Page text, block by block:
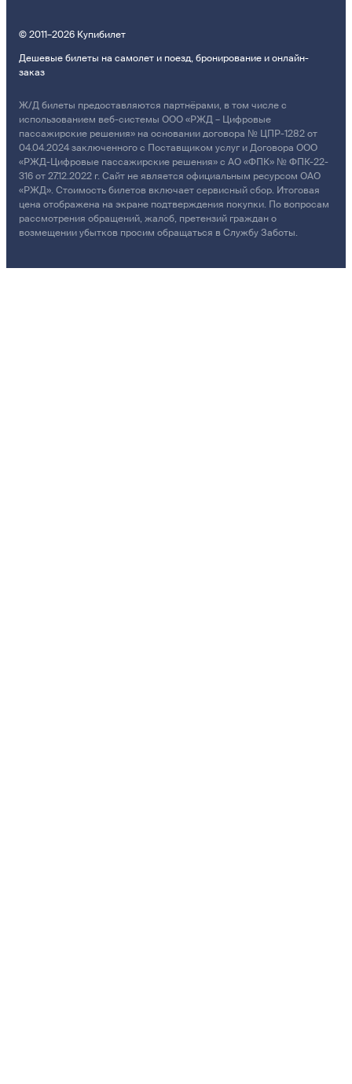
© 2011–2026 Купибилет
Дешевые билеты на самолет и поезд, бронирование и онлайн-
заказ
Ж/Д билеты предоставляются партнёрами, в том числе с
использованием веб-системы ООО «РЖД – Цифровые
пассажирские решения» на основании договора № ЦПР-1282 от
04.04.2024 заключенного с Поставщиком услуг и Договора ООО
«РЖД-Цифровые пассажирские решения» с АО «ФПК» № ФПК-22-
316 от 27.12.2022 г. Сайт не является официальным ресурсом ОАО
«РЖД». Стоимость билетов включает сервисный сбор. Итоговая
цена отображена на экране подтверждения покупки. По вопросам
рассмотрения обращений, жалоб, претензий граждан о
возмещении убытков просим обращаться в Службу Заботы.